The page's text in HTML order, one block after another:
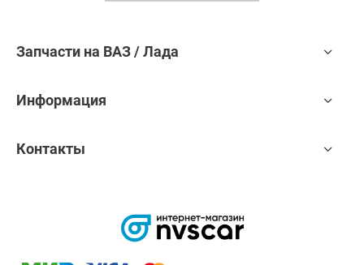
Запчасти на ВАЗ / Лада
Информация
Контакты